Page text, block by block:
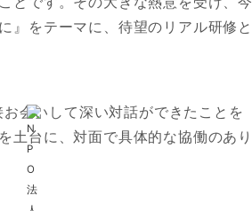
』をテーマに、待望のリアル研修と
会いして深い対話ができたことを
土台に、対面で具体的な協働のあり